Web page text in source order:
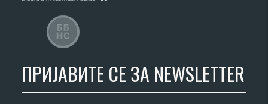
ПРИЈАВИТЕ СЕ ЗА NEWSLETTER